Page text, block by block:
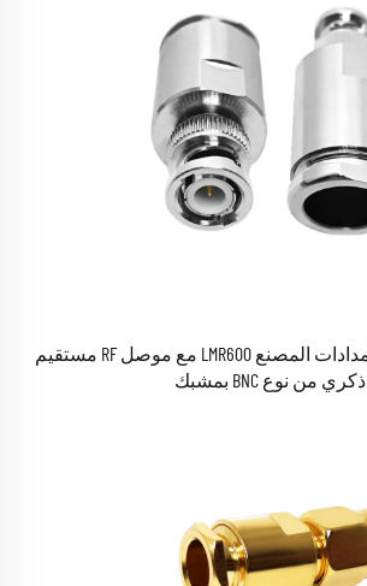
كابل محوري من إمدادات المصنع LMR600 مع موصل RF مستقيم
ذكري من نوع BNC بمشبك